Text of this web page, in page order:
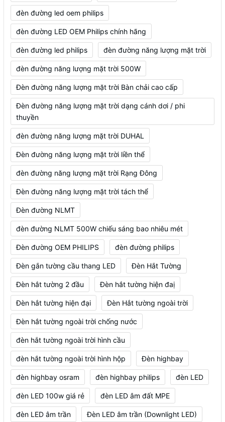
đèn đường led oem philips
đèn đường LED OEM Philips chính hãng
đèn đường led philips đèn đường năng lượng mặt trời
đèn đường năng lượng mặt trời 500W
Đèn đường năng lượng mặt trời Bàn chải cao cấp
Đèn đường năng lượng mặt trời dạng cánh dơi / phi
thuyền
đèn đường năng lượng mặt trời DUHAL
Đèn đường năng lượng mặt trời liền thể
đèn đường năng lượng mặt trời Rạng Đông
Đèn đường năng lượng mặt trời tách thể
Đèn đường NLMT
đèn đường NLMT 500W chiếu sáng bao nhiêu mét
Đèn đường OEM PHILIPS đèn đường philips
Đèn gắn tường cầu thang LED Đèn Hắt Tường
Đèn hắt tường 2 đầu Đèn hắt tường hiện đaị
Đèn hắt tường hiện đại Đèn Hắt tường ngoài trời
Đèn hắt tường ngoài trời chống nước
đèn hắt tường ngoài trời hình cầu
đèn hắt tường ngoài trời hình hộp Đèn highbay
đèn highbay osram đèn highbay philips đèn LED
đèn LED 100w giá rẻ đèn LED âm đất MPE
đèn LED âm trần Đèn LED âm trần (Downlight LED)